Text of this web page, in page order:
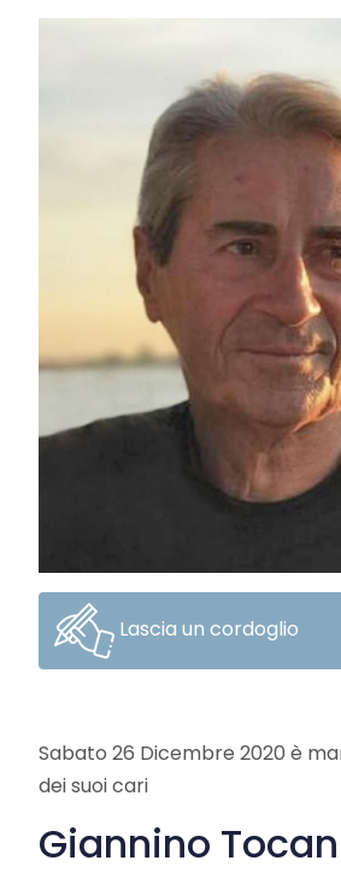
Lascia un cordoglio
Sabato 26 Dicembre 2020 è
dei suoi cari
Giannino